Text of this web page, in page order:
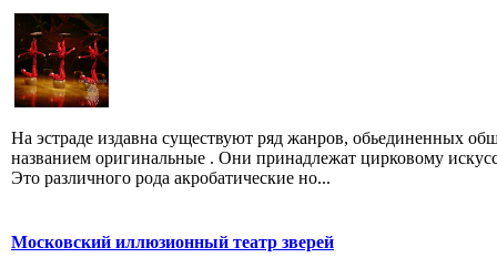
На эстраде издавна существуют ряд жанров, обьединенных
названием оригинальные . Они принадлежат цирковому
Это различного рода акробатические но...
Московский иллюзионный театр зверей